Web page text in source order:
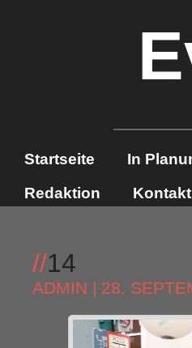
Startseite In
Redaktion
Kontakt
//14
ADMIN | 28.